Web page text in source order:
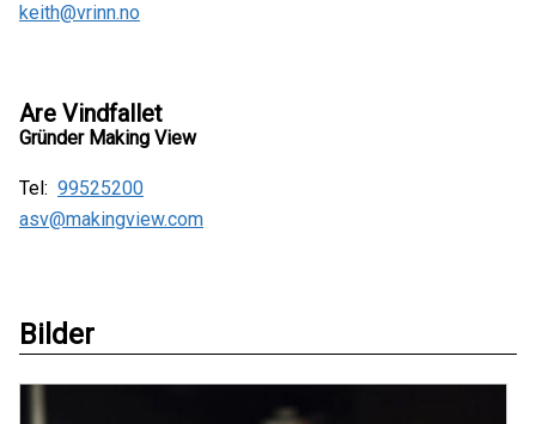
keith@vrinn.no
Are Vindfallet
Gründer Making View
Tel: 99525200
asv@makingview.com
Bilder